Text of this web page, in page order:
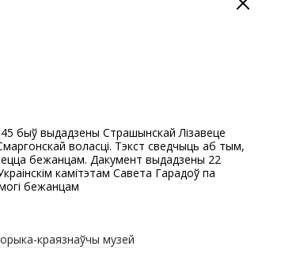
воласці. Тэкст сведчыць аб тым,
бежанцам. Дакумент выдадзены 22
камітэтам Савета Гарадоў па
бежанцам
краязнаўчы музей